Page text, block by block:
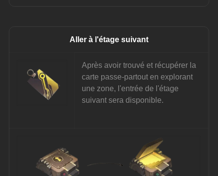
Aller à l'étage suivant
Après avoir trouvé et récupérer la
carte passe-partout en explorant
une zone, l'entrée de l'étage
suivant sera disponible.